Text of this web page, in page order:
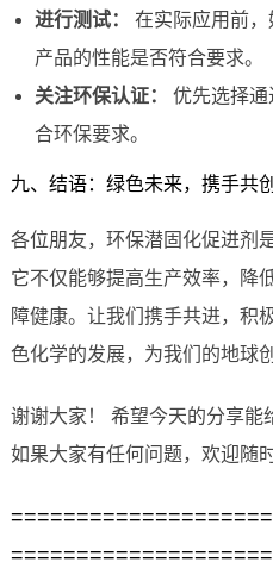
进行测试：
在实际应用前
产品的性能是否符合要求。
关注环保认证：
优先选择
合环保要求。
九、结语：绿色未来，携手共创
各位朋友，环保潜固化促进剂
它不仅能够提高生产效率，降
障健康。让我们携手共进，积
色化学的发展，为我们的地球
谢谢大家！ 希望今天的分享能
如果大家有任何问题，欢迎随